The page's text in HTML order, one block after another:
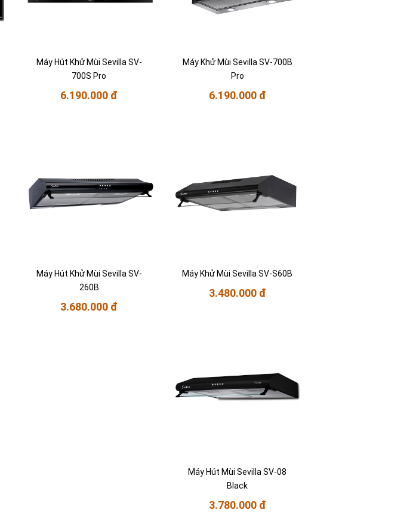
Máy Hút Khử Mùi Sevilla SV-
700S Pro
6.190.000 đ
Máy Khử Mùi Sevilla SV-700B
Pro
6.190.000 đ
Máy Hút Khử Mùi Sevilla SV-
260B
3.680.000 đ
Máy Khử Mùi Sevilla SV-S60B
3.480.000 đ
Máy Hút Mùi Sevilla SV-08
Black
3.780.000 đ